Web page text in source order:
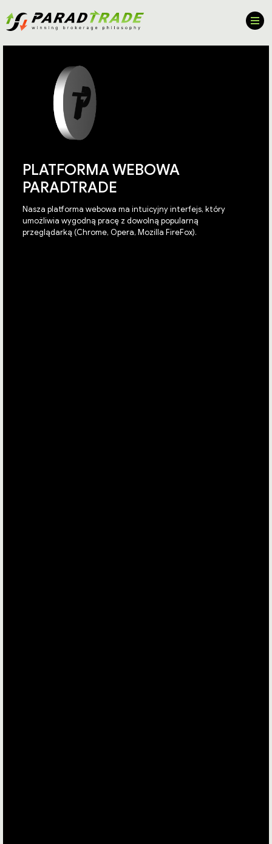
PLATFORMA WEBOWA
PARADTRADE
Nasza platforma webowa ma intuicyjny interfejs, który
umożliwia wygodną pracę z dowolną popularną
przeglądarką (Chrome, Opera, Mozilla FireFox).